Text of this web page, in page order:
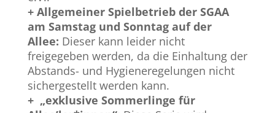
+ Allgemeiner Spielbetrieb der SGAA
am Samstag und Sonntag auf der
Allee: Dieser kann leider nicht
freigegeben werden, da die Einhaltung der
Abstands- und Hygieneregelungen nicht
sichergestellt werden kann.
+ „exklusive Sommerlinge für